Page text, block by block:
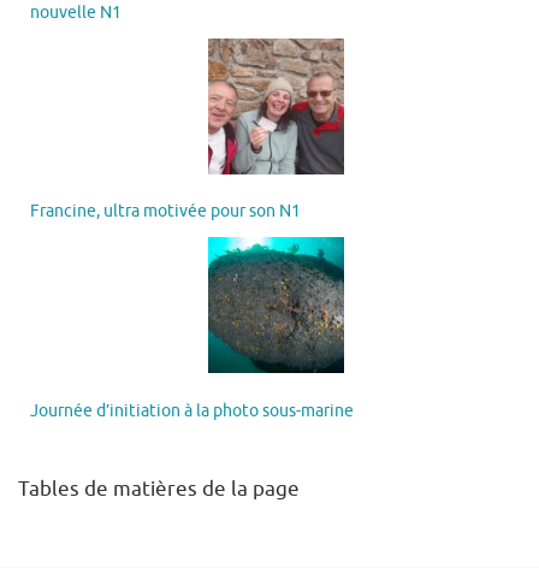
nouvelle N1
Francine, ultra motivée pour son N1
Journée d’initiation à la photo sous-marine
Tables de matières de la page